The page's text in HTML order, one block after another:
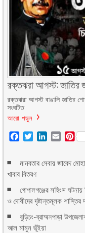
রক্তঝরা আগস্ট: জাতির
রক্তঝরা আগস্ট বাঙালি জাতির
সংঘটিত
আরো পড়ুন
Facebook
TwitterLinkedIn
Email
মানবতার সেবায় জাবেদ
খাবার বিতরণ
গোপালগঞ্জের সহিংস
ও দোষীদের দৃষ্টান্তমূলক শাস্তির
বুড়িচং-ব্রাম্মনপাড়া
আল মামুন ভূঁইয়া